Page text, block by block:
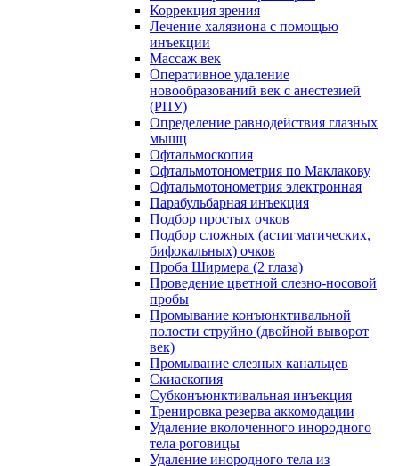
Коррекция зрения
Лечение халязиона с помощью
инъекции
Массаж век
Оперативное удаление
новообразований век с анестезией
(РПУ)
Определение равнодействия глазных
мышц
Офтальмоскопия
Офтальмотонометрия по Маклакову
Офтальмотонометрия электронная
Парабульбарная инъекция
Подбор простых очков
Подбор сложных (астигматических,
бифокальных) очков
Проба Ширмера (2 глаза)
Проведение цветной слезно-носовой
пробы
Промывание конъюнктивальной
полости струйно (двойной выворот
век)
Промывание слезных канальцев
Скиаскопия
Субконъюнктивальная инъекция
Тренировка резерва аккомодации
Удаление вколоченного инородного
тела роговицы
Удаление инородного тела из